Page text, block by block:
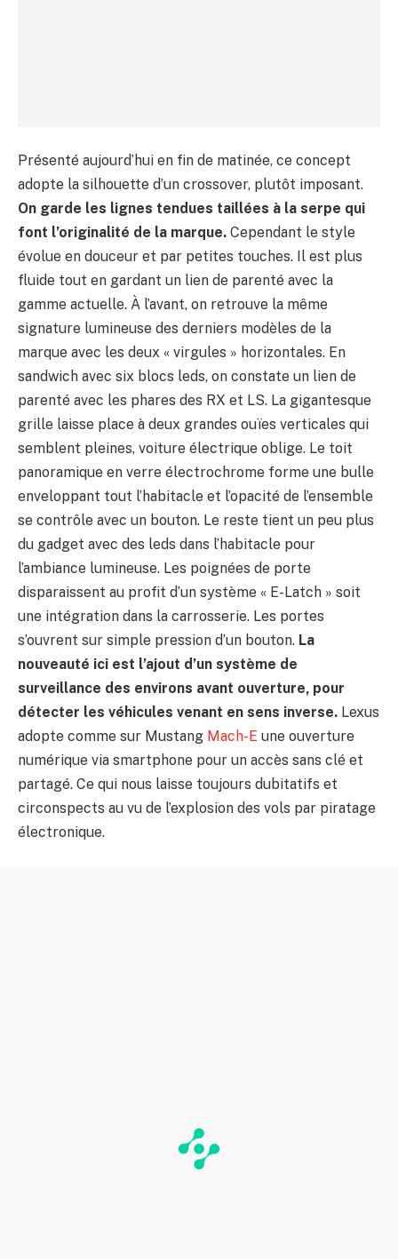
Présenté aujourd’hui en fin de matinée, ce concept
adopte la silhouette d’un crossover, plutôt imposant.
On garde les lignes tendues taillées à la serpe qui
font l’originalité de la marque. Cependant le style
évolue en douceur et par petites touches. Il est plus
fluide tout en gardant un lien de parenté avec la
gamme actuelle. À l’avant, on retrouve la même
signature lumineuse des derniers modèles de la
marque avec les deux « virgules » horizontales. En
sandwich avec six blocs leds, on constate un lien de
parenté avec les phares des RX et LS. La gigantesque
grille laisse place à deux grandes ouïes verticales qui
semblent pleines, voiture électrique oblige. Le toit
panoramique en verre électrochrome forme une bulle
enveloppant tout l’habitacle et l’opacité de l’ensemble
se contrôle avec un bouton. Le reste tient un peu plus
du gadget avec des leds dans l’habitacle pour
l’ambiance lumineuse. Les poignées de porte
disparaissent au profit d’un système « E-Latch » soit
une intégration dans la carrosserie. Les portes
s’ouvrent sur simple pression d’un bouton. La
nouveauté ici est l’ajout d’un système de
surveillance des environs avant ouverture, pour
détecter les véhicules venant en sens inverse. Lexus
adopte comme sur Mustang Mach-E une ouverture
numérique via smartphone pour un accès sans clé et
partagé. Ce qui nous laisse toujours dubitatifs et
circonspects au vu de l’explosion des vols par piratage
électronique.